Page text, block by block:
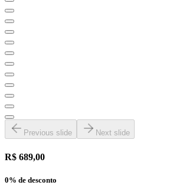
Previous slide Next slide
R$ 689,00
0% de desconto